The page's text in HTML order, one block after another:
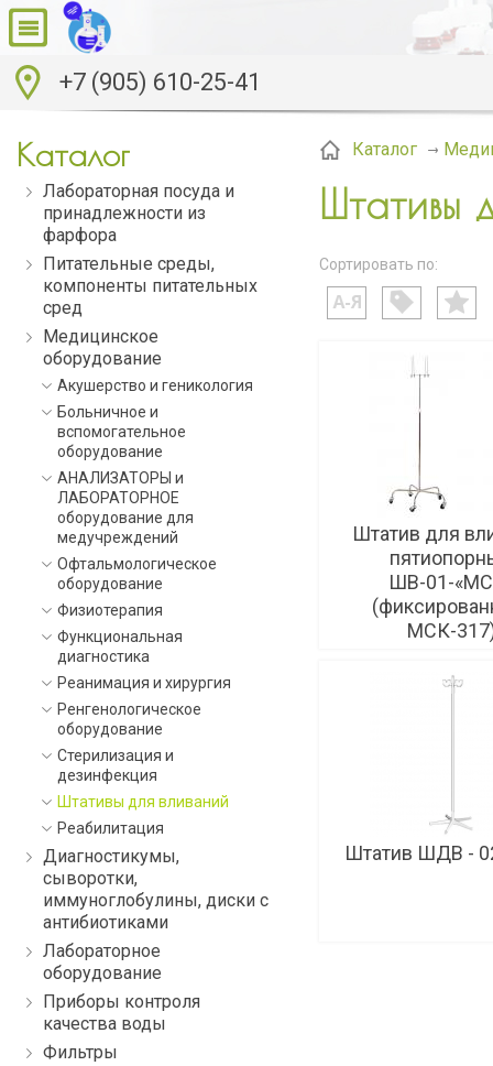
+7 (905) 610-25-41
Каталог
Лабораторная посуда и
принадлежности из
фарфора
Питательные среды,
компоненты питательных
сред
Медицинское
оборудование
Акушерство и геникология
Больничное и
вспомогательное
оборудование
АНАЛИЗАТОРЫ и
ЛАБОРАТОРНОЕ
оборудование для
медучреждений
Офтальмологическое
оборудование
Физиотерапия
Функциональная
диагностика
Реанимация и хирургия
Ренгенологическое
оборудование
Стерилизация и
дезинфекция
Штативы для вливаний
Реабилитация
Диагностикумы,
сыворотки,
иммуноглобулины, диски с
антибиотиками
Лабораторное
оборудование
Приборы контроля
качества воды
Фильтры
Каталог
Штативы
Сортировать по:
Штатив для
ШВ-01-
МСК-
Штатив ШДВ -